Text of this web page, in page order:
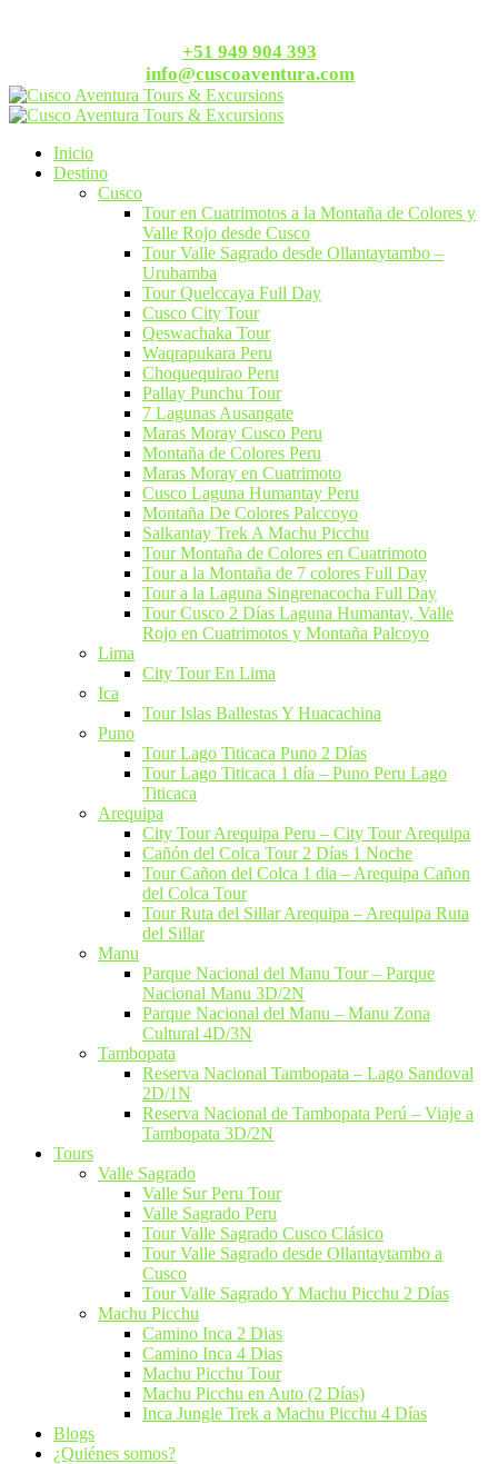
+51 949 904 393
info@cuscoaventura.com
Inicio
Destino
Cusco
Tour en Cuatrimotos a la Montaña de Colores y
Valle Rojo desde Cusco
Tour Valle Sagrado desde Ollantaytambo –
Urubamba
Tour Quelccaya Full Day
Cusco City Tour
Qeswachaka Tour​
Waqrapukara Peru
Choquequirao Peru
Pallay Punchu Tour
7 Lagunas Ausangate
Maras Moray Cusco Peru​
Montaña de Colores Peru​
Maras Moray en Cuatrimoto
Cusco Laguna Humantay Peru
Montaña De Colores Palccoyo
Salkantay Trek A Machu Picchu​
Tour Montaña de Colores en Cuatrimoto
Tour a la Montaña de 7 colores Full Day
Tour a la Laguna Singrenacocha Full Day
Tour Cusco 2 Días Laguna Humantay, Valle
Rojo en Cuatrimotos y Montaña Palcoyo
Lima
City Tour En Lima​
Ica
Tour Islas Ballestas Y Huacachina
Puno
Tour Lago Titicaca​ Puno 2 Días
Tour Lago Titicaca 1 día – Puno Peru Lago
Titicaca
Arequipa
City Tour Arequipa Peru​ – City Tour Arequipa
Cañón del Colca Tour 2 Días 1 Noche
Tour Cañon del Colca 1 dia​ – Arequipa Cañon
del Colca Tour
Tour Ruta del Sillar Arequipa – Arequipa Ruta
del Sillar
Manu
Parque Nacional del Manu Tour – Parque
Nacional Manu 3D/2N
Parque Nacional del Manu – Manu Zona
Cultural 4D/3N
Tambopata
Reserva Nacional Tambopata – Lago Sandoval
2D/1N
Reserva Nacional de Tambopata Perú – Viaje a
Tambopata 3D/2N
Tours
Valle Sagrado
Valle Sur Peru Tour
Valle Sagrado Peru
Tour Valle Sagrado Cusco Clásico
Tour Valle Sagrado desde Ollantaytambo a
Cusco
Tour Valle Sagrado Y Machu Picchu 2 Días
Machu Picchu
Camino Inca 2 Dias
Camino Inca 4 Dias
Machu Picchu Tour
Machu Picchu en Auto (2 Días)
Inca Jungle Trek a Machu Picchu 4 Días
Blogs
¿Quiénes somos?